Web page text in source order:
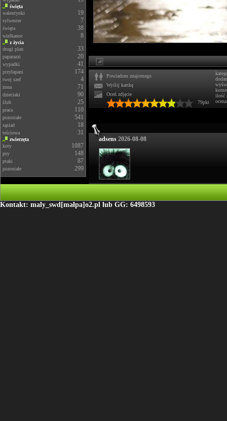
święta
walentynki
19
sylwester 7
święta 38
wielkanoc 8
z życia
drugi plan
33
paparazzi 20
wypadki 41
przyłapani 174
twoj szef 4
żona 71
dzieciaki 90
ślub 25
praca 110
pozostałe 541
sąsiad 18
teściowa 31
zwierzęta
koty
1087
psy 148
ptaki 87
pozostałe 299
Powiadom znajomego
Wyślij kartkę
Oceń zdjęcie
79pkt
ilość
ocena
adsens 2026-08-08
Kontakt: maly_swd[małpa]o2.pl lub GG: 6498593